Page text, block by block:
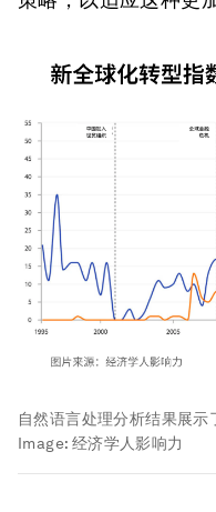
自然语言处理分析结果展示
Image: 经济学人影响力